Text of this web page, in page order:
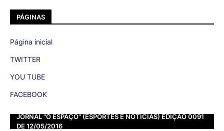
PÁGINAS
Página inicial
TWITTER
YOU TUBE
FACEBOOK
JORNAL "O ESPAÇO" (ESPORTES E NOTÍCIAS) EDIÇÃO 0091
DE 12/05/2016